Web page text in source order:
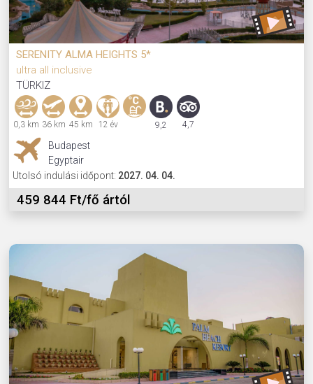
SERENITY ALMA HEIGHTS 5*
ultra all inclusive
TÜRKIZ
0,3 km 36 km 45 km 12 év 9,2 4,7
Budapest
Egyptair
Utolsó indulási időpont: 2027. 04. 04.
459 844 Ft/fő ártól